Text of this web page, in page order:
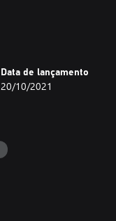
Data de lançamento
20/10/2021